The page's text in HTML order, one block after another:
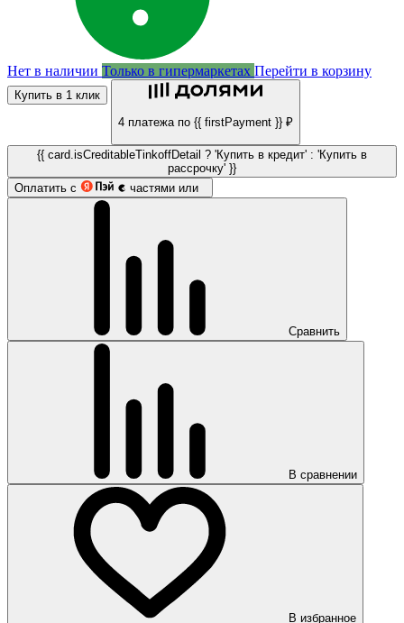
Нет в наличии Только в гипермаркетах Перейти в корзину
Купить в 1 клик
4 платежа по {{ firstPayment }} ₽
{{ card.isCreditableTinkoffDetail ? 'Купить в кредит' : 'Купить в
рассрочку' }}
Оплатить с
частями или
Сравнить
В сравнении
В избранное